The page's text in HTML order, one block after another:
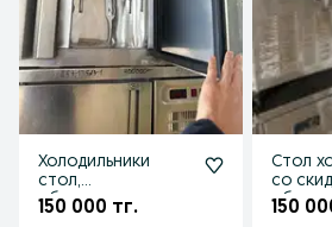
Холодильники
стол,
оборудование
150 000 тг.
Стол
со
150